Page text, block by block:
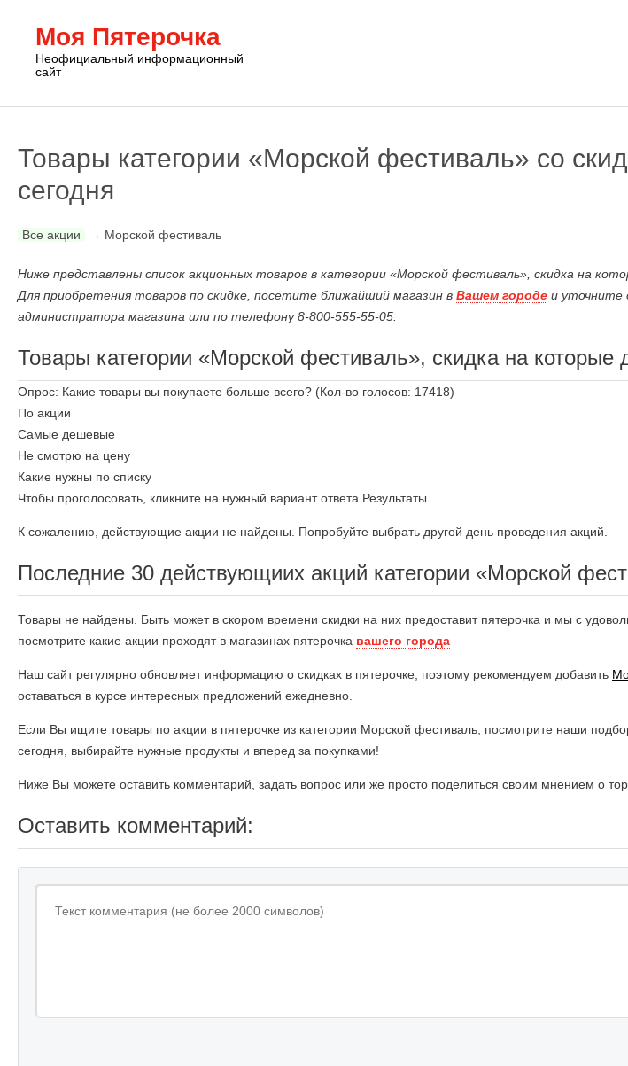
Моя Пятерочка
Неофициальный информационный
сайт
Товары категории «Морской фестиваль» со
сегодня
Все акции → Морской фестиваль
Ниже представлены список акционных товаров в категории «Морской фестиваль», скидка на
Для приобретения товаров по скидке, посетите ближайший магазин в Вашем городе и уточните
администратора магазина или по телефону 8-800-555-55-05.
Товары категории «Морской фестиваль», скидка на которые
Опрос: Какие товары вы покупаете больше всего? (Кол-во голосов: 17418)
По акции
Самые дешевые
Не смотрю на цену
Какие нужны по списку
Чтобы проголосовать, кликните на нужный вариант ответа. Результаты
К сожалению, действующие акции не найдены. Попробуйте выбрать другой день проведения акций.
Последние 30 действующиих акций категории «Морской
Товары не найдены. Быть может в скором времени скидки на них предоставит пятерочка и мы с
посмотрите какие акции проходят в магазинах пятерочка вашего города
Наш сайт регулярно обновляет информацию о скидках в пятерочке, поэтому рекомендуем добавить
оставаться в курсе интересных предложений ежедневно.
Если Вы ищите товары по акции в пятерочке из категории Морской фестиваль, посмотрите наши
сегодня, выбирайте нужные продукты и вперед за покупками!
Ниже Вы можете оставить комментарий, задать вопрос или же просто поделиться своим мнением о
Оставить комментарий: